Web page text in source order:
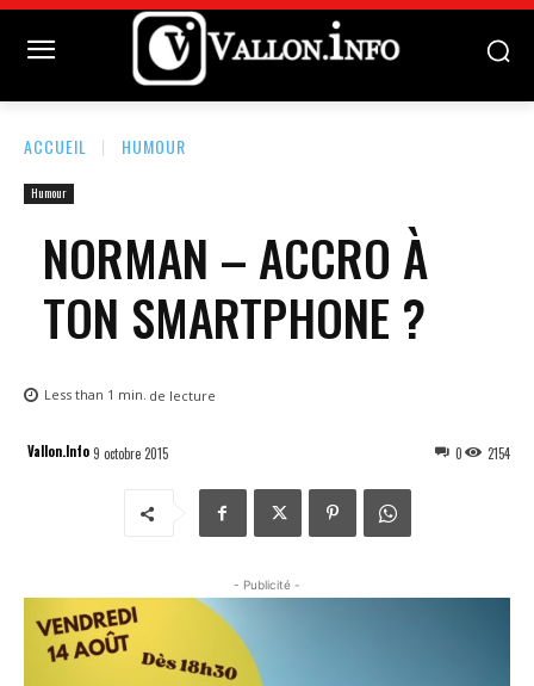
ACCUEIL HUMOUR
Humour
NORMAN – ACCRO À
TON SMARTPHONE ?
Less than 1 min. de lecture
Vallon.Info9 octobre 2015 2154
0
- Publicité -